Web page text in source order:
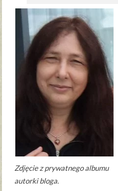
Zdjęcie z prywatnego albumu
autorki bloga.